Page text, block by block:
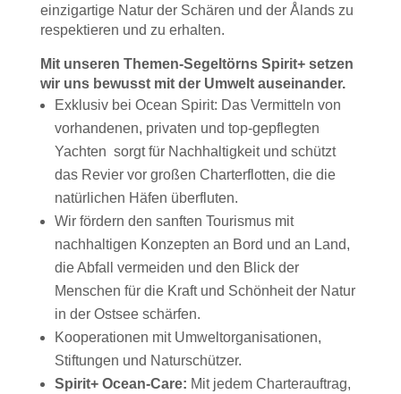
einzigartige Natur der Schären und der Ålands zu
respektieren und zu erhalten.
Mit unseren Themen-Segeltörns Spirit+ setzen
wir uns bewusst mit der Umwelt auseinander.
Exklusiv bei Ocean Spirit: Das Vermitteln von
vorhandenen, privaten und top-gepflegten
Yachten sorgt für Nachhaltigkeit und schützt
das Revier vor großen Charterflotten, die die
natürlichen Häfen überfluten.
Wir fördern den sanften Tourismus mit
nachhaltigen Konzepten an Bord und an Land,
die Abfall vermeiden und den Blick der
Menschen für die Kraft und Schönheit der Natur
in der Ostsee schärfen.
Kooperationen mit Umweltorganisationen,
Stiftungen und Naturschützer.
Spirit+ Ocean-Care: Mit jedem Charterauftrag,